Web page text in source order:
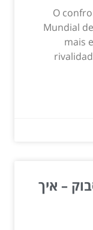
O
Mundial
mais
– איך